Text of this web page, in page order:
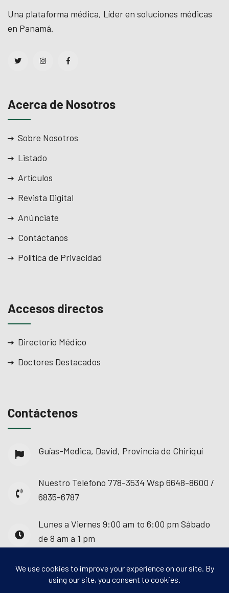
Una plataforma médica, Líder en soluciones médicas
en Panamá.
Acerca de Nosotros
Sobre Nosotros
Listado
Artículos
Revista Digital
Anúnciate
Contáctanos
Política de Privacidad
Accesos directos
Directorio Médico
Doctores Destacados
Contáctenos
Guías-Medica, David, Provincia de Chiriquí
Nuestro Telefono 778-3534 Wsp 6648-8600 /
6835-6787
Lunes a Viernes 9:00 am to 6:00 pm Sábado
de 8 am a 1 pm